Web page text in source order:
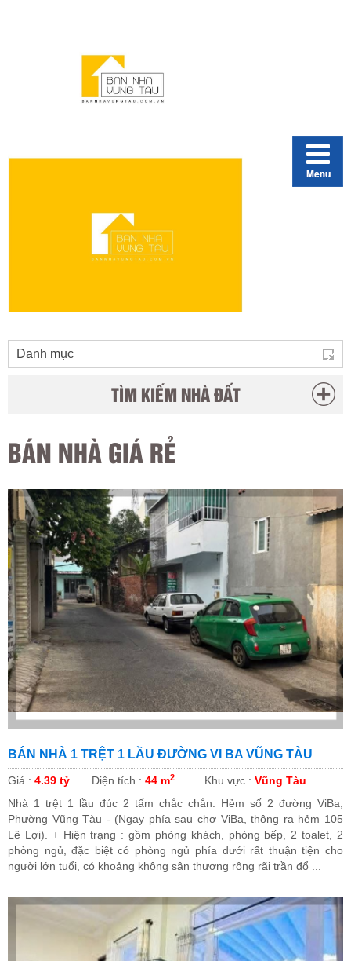
TÌM KIẾM NHÀ ĐẤT
BÁN NHÀ GIÁ RẺ
BÁN NHÀ 1 TRỆT 1 LẦU ĐƯỜNG VI BA VŨNG TÀU
Giá : 4.39 tỷ Diện tích : 44 m2 Khu vực : Vũng Tàu
Nhà 1 trệt 1 lầu đúc 2 tấm chắc chắn. Hẻm số 2 đường ViBa,
Phường Vũng Tàu - (Ngay phía sau chợ ViBa, thông ra hẻm 105
Lê Lợi). + Hiện trạng : gồm phòng khách, phòng bếp, 2 toalet, 2
phòng ngủ, đặc biệt có phòng ngủ phía dưới rất thuận tiện cho
người lớn tuổi, có khoảng không sân thượng rộng rãi trần đổ ...